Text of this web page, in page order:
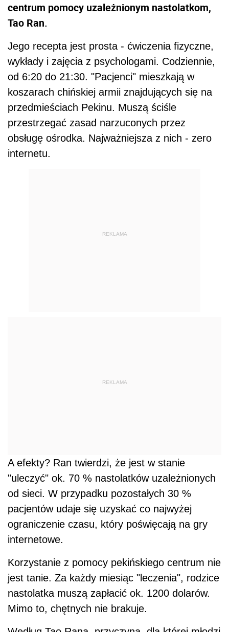
centrum pomocy uzależnionym nastolatkom,
Tao Ran.
Jego recepta jest prosta - ćwiczenia fizyczne,
wykłady i zajęcia z psychologami. Codziennie,
od 6:20 do 21:30. "Pacjenci" mieszkają w
koszarach chińskiej armii znajdujących się na
przedmieściach Pekinu. Muszą ściśle
przestrzegać zasad narzuconych przez
obsługę ośrodka. Najważniejsza z nich - zero
internetu.
REKLAMA
REKLAMA
A efekty? Ran twierdzi, że jest w stanie
"uleczyć" ok. 70 % nastolatków uzależnionych
od sieci. W przypadku pozostałych 30 %
pacjentów udaje się uzyskać co najwyżej
ograniczenie czasu, który poświęcają na gry
internetowe.
Korzystanie z pomocy pekińskiego centrum nie
jest tanie. Za każdy miesiąc "leczenia", rodzice
nastolatka muszą zapłacić ok. 1200 dolarów.
Mimo to, chętnych nie brakuje.